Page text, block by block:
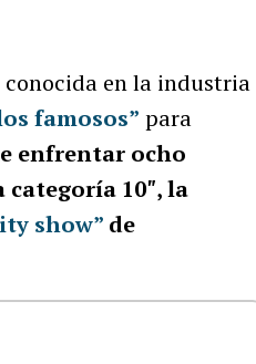
conocida en la industria
famosos” para
enfrentar ocho
10″, la
show” de